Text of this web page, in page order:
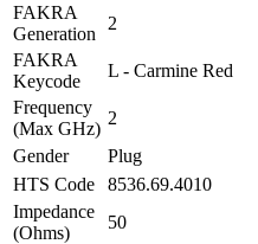
FAKRA
Generation
2
FAKRA
Keycode
L - Carmine Red
Frequency
(Max GHz)
2
Gender
Plug
HTS Code
8536.69.4010
Impedance
(Ohms)
50